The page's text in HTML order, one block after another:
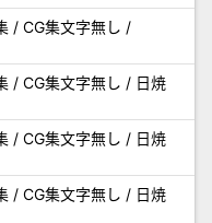
/ CG集文字無し /
/ CG集文字無し / 日焼
/ CG集文字無し / 日焼
/ CG集文字無し / 日焼